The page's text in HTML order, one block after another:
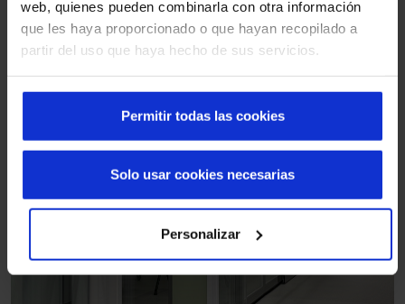
web, quienes pueden combinarla con otra información
que les haya proporcionado o que hayan recopilado a
partir del uso que haya hecho de sus servicios.
Permitir todas las cookies
Personalizar
Solo usar cookies necesarias